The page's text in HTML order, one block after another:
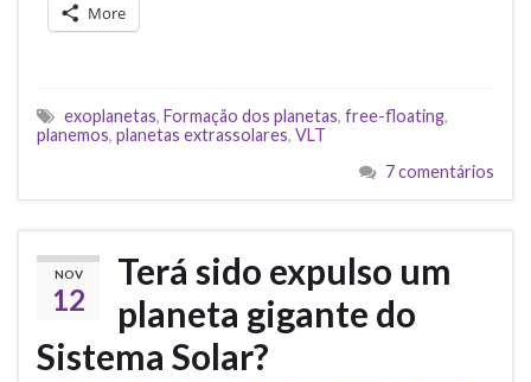
More
exoplanetas, Formação dos planetas, free-floating,
planemos, planetas extrassolares, VLT
7 comentários
NOV
12
Terá sido expulso um
planeta gigante do
Sistema Solar?